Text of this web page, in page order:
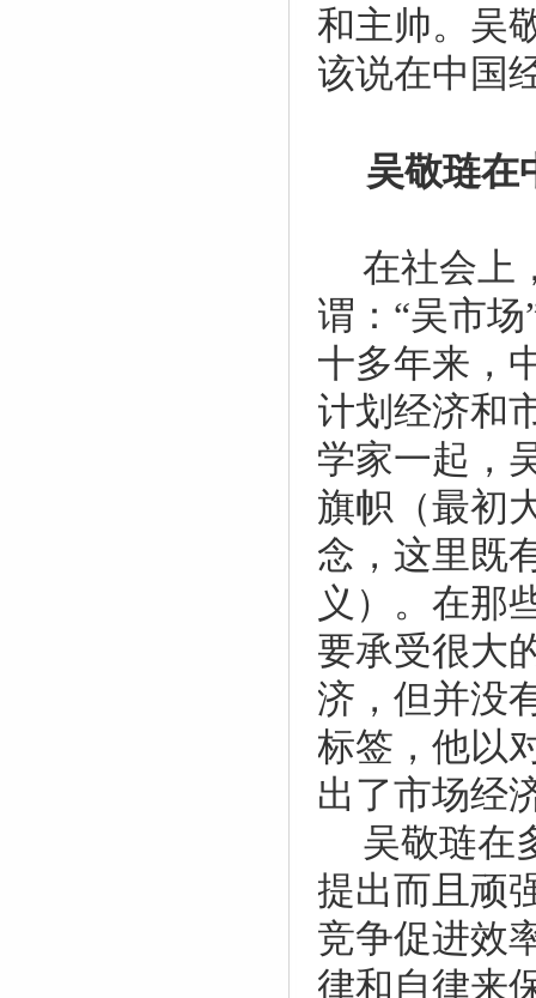
和主帅。吴
该说在中国
吴敬琏在
在社会上
谓：“吴市
十多年来，
计划经济和
学家一起，
旗帜（最初
念，这里既
义）。在那
要承受很大
济，但并没
标签，他以
出了市场经
吴敬琏在
提出而且顽
竞争促进效
律和自律来